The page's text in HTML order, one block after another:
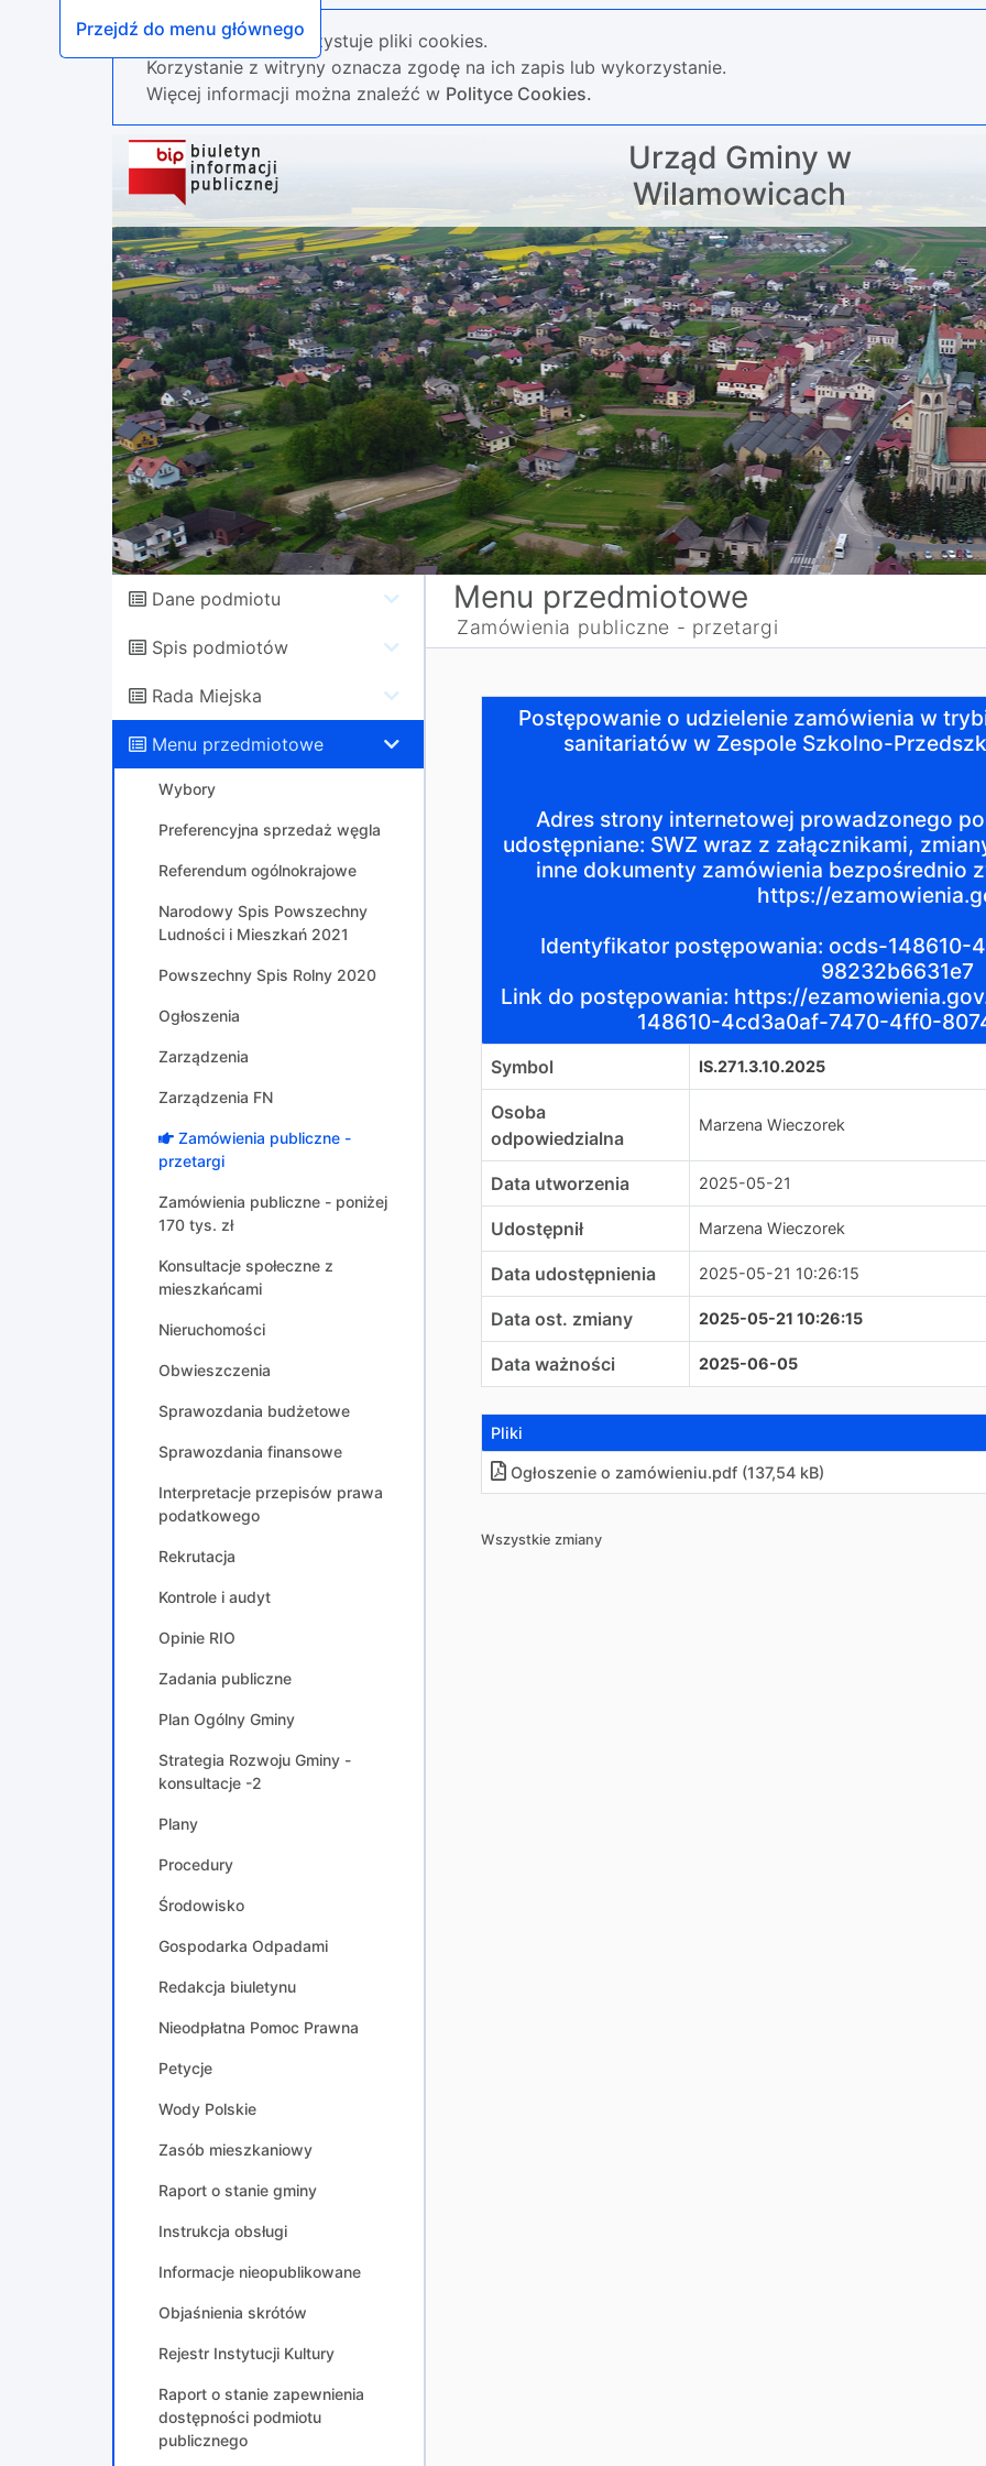
Przejdź do menu głównego
Nasza strona wykorzystuje pliki cookies.
Korzystanie z witryny oznacza zgodę na ich zapis lub wykorzystanie.
Więcej informacji można znaleźć w Polityce Cookies.
Urząd Gminy w
Wilamowicach
Dane podmiotu
Spis podmiotów
Rada Miejska
Menu przedmiotowe
Wybory
Preferencyjna sprzedaż węgla
Referendum ogólnokrajowe
Narodowy Spis Powszechny
Ludności i Mieszkań 2021
Powszechny Spis Rolny 2020
Ogłoszenia
Zarządzenia
Zarządzenia FN
Zamówienia publiczne -
przetargi
Zamówienia publiczne - poniżej
170 tys. zł
Konsultacje społeczne z
mieszkańcami
Nieruchomości
Obwieszczenia
Sprawozdania budżetowe
Sprawozdania finansowe
Interpretacje przepisów prawa
podatkowego
Rekrutacja
Kontrole i audyt
Opinie RIO
Zadania publiczne
Plan Ogólny Gminy
Strategia Rozwoju Gminy -
konsultacje -2
Plany
Procedury
Środowisko
Gospodarka Odpadami
Redakcja biuletynu
Nieodpłatna Pomoc Prawna
Petycje
Wody Polskie
Zasób mieszkaniowy
Raport o stanie gminy
Instrukcja obsługi
Informacje nieopublikowane
Objaśnienia skrótów
Rejestr Instytucji Kultury
Raport o stanie zapewnienia
dostępności podmiotu
publicznego
Menu przedmiotowe
Zamówienia publiczne - przetargi
Postępowanie o udzielenie zamówienia w trybie
Identyfikator postępowania: ocds-148610-4cd3a0af-7470-
Link do postępowania: https://ezamowienia.gov.pl/mp-
Postępowanie o udzielenie zamówienia w
sanitariatów w Zespole Szkolno-
Adres strony internetowej prowadzonego
udostępniane: SWZ wraz z załącznikami,
inne dokumenty zamówienia bezpośrednio
https://
Identyfikator postępowania: ocds-
98232b6631e7
Link do postępowania: https://
148610-4cd3a0af-7470-4ff0-
Symbol IS.271.3.10.2025
Osoba
odpowiedzialna
Marzena Wieczorek
Data utworzenia 2025-05-21
Udostępnił Marzena Wieczorek
Data udostępnienia 2025-05-21 10:26:15
Data ost. zmiany 2025-05-21 10:26:15
Data ważności 2025-06-05
Pliki
Ogłoszenie o zamówieniu.pdf (137,54 kB)
Wszystkie zmiany